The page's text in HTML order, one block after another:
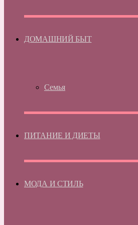
ДОМАШНИЙ БЫТ
Семья
ПИТАНИЕ И ДИЕТЫ
МОДА И СТИЛЬ